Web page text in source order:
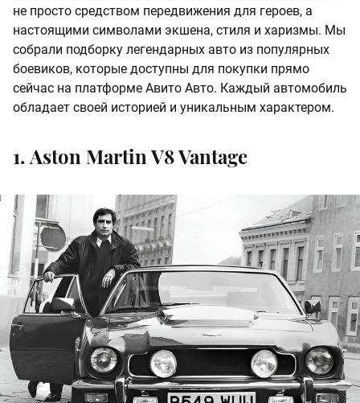
не просто средством передвижения для героев, а
настоящими символами экшена, стиля и харизмы. Мы
собрали подборку легендарных авто из популярных
боевиков, которые доступны для покупки прямо
сейчас на платформе Авито Авто. Каждый автомобиль
обладает своей историей и уникальным характером.
1. Аston Martin V8 Vantage